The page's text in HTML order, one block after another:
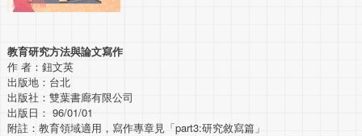
教育研究方法與論文寫作
作 者：鈕文英
出版地：台北
出版社：雙葉書廊有限公司
出版日： 96/01/01
附註：教育領域適用，寫作專章見「part3:研究敘寫篇」